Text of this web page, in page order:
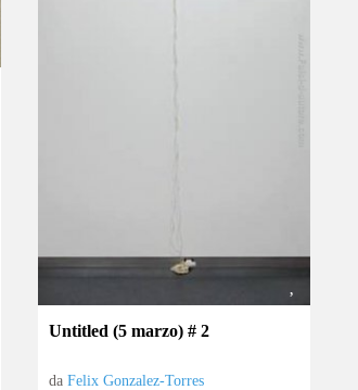
Untitled (5 marzo) # 2
daFelix Gonzalez-Torres